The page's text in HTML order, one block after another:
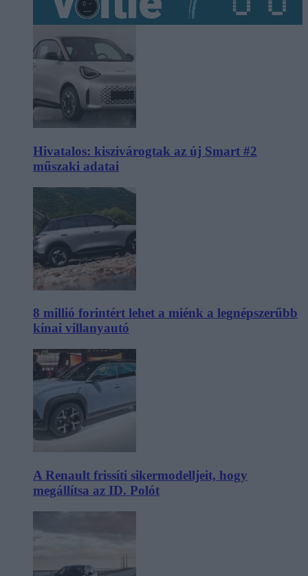
Hivatalos: kiszivárogtak az új Smart #2
műszaki adatai
8 millió forintért lehet a miénk a legnépszerűbb
kínai villanyautó
A Renault frissíti sikermodelljeit, hogy
megállítsa az ID. Polót